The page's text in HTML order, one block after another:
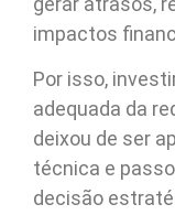
impactos
Por isso,
adequada da
deixou de ser
técnica e
decisão